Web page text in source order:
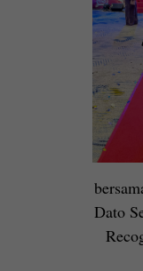
Dato